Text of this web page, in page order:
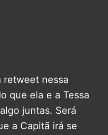
retweet nessa
que ela e a Tessa
juntas. Será
a Capitã irá se